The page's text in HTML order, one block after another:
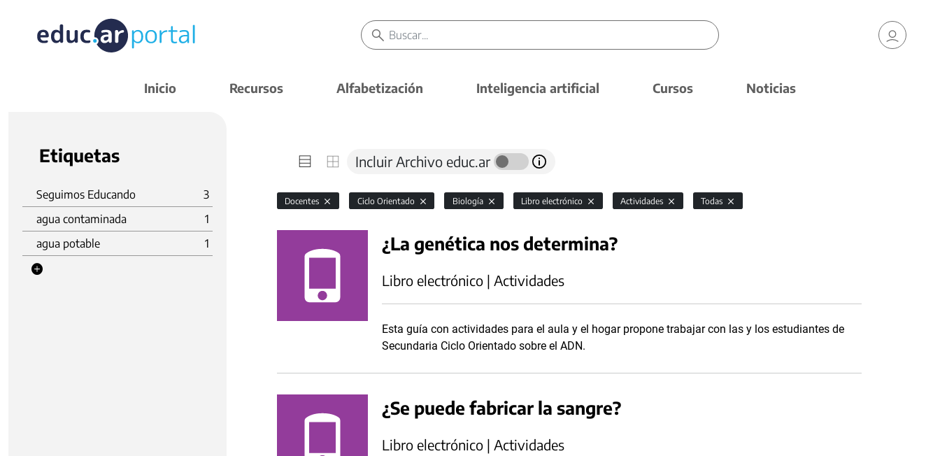
Inicio Recursos Alfabetización Inteligencia artificial Cursos Noticias
Etiquetas
Seguimos Educando
3
agua contaminada
1
agua potable
1
Incluir Archivo educ.ar
Docentes Ciclo Orientado Biología Libro electrónico Actividades Todas
¿La genética nos determina?
Libro electrónico | Actividades
Esta guía con actividades para el aula y el hogar propone trabajar con las y los estudiantes de
Secundaria Ciclo Orientado sobre el ADN.
¿Se puede fabricar la sangre?
Libro electrónico | Actividades